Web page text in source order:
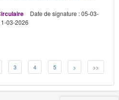
Date de signature : 05-03-
03-2026
3 4 5 > >>